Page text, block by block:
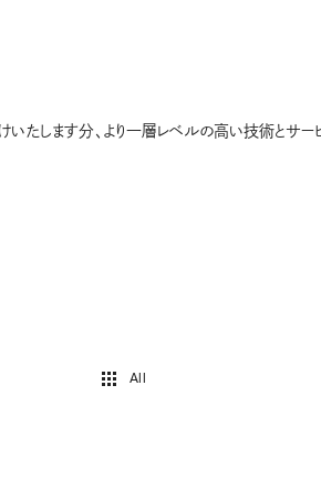
たします分、より一層レベルの高い技術とサー
All